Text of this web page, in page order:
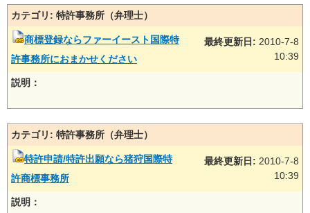
カテゴリ: 特許事務所（弁理士）
商標登録ならファーイースト国際特
許事務所におまかせください
最終更新日: 2010-7-8
10:39
説明：
カテゴリ: 特許事務所（弁理士）
特許申請/特許出願なら猪狩国際特
許商標事務所
最終更新日: 2010-7-8
10:39
説明：